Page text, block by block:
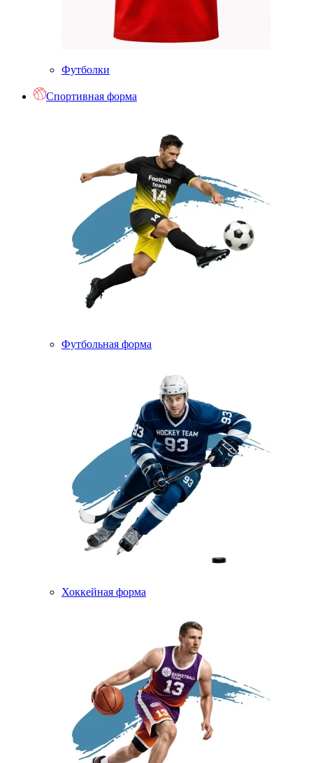
Футболки
Спортивная форма
Футбольная форма
Хоккейная форма